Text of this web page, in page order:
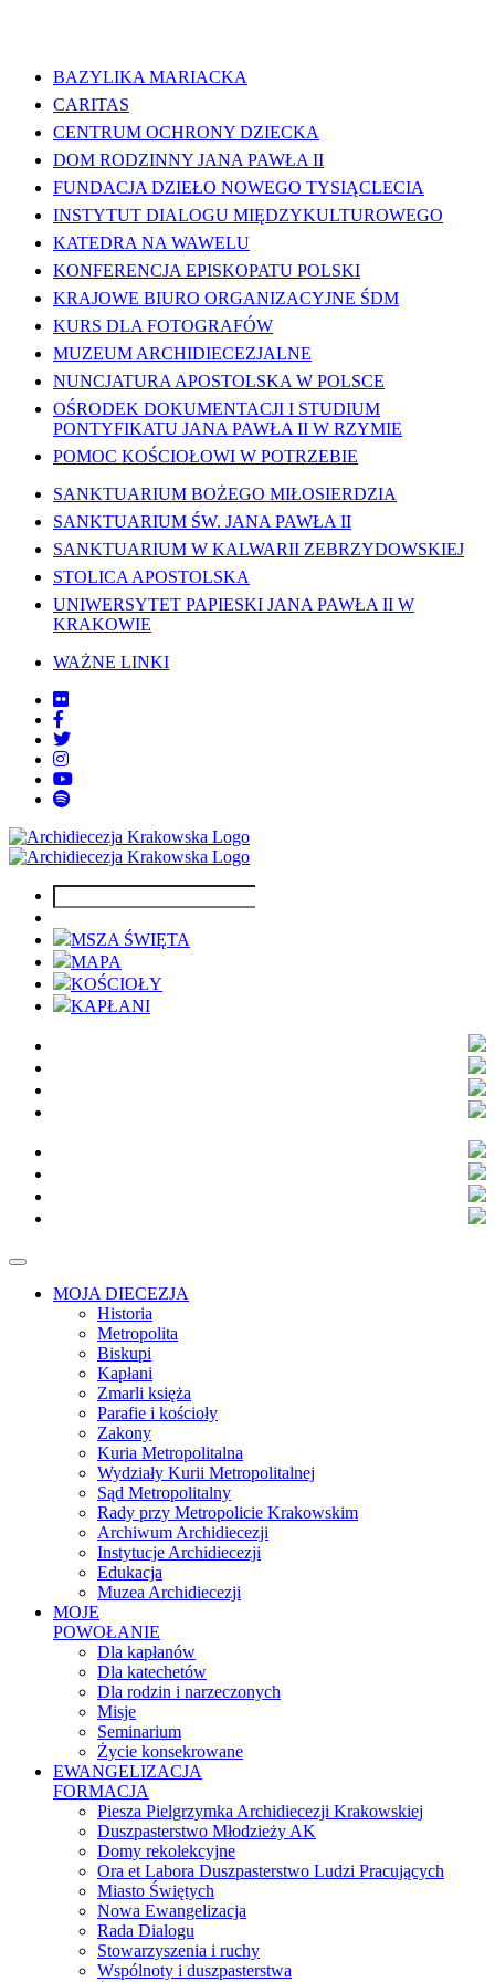
BAZYLIKA MARIACKA
CARITAS
CENTRUM OCHRONY DZIECKA
DOM RODZINNY JANA PAWŁA II
FUNDACJA DZIEŁO NOWEGO TYSIĄCLECIA
INSTYTUT DIALOGU MIĘDZYKULTUROWEGO
KATEDRA NA WAWELU
KONFERENCJA EPISKOPATU POLSKI
KRAJOWE BIURO ORGANIZACYJNE ŚDM
KURS DLA FOTOGRAFÓW
MUZEUM ARCHIDIECEZJALNE
NUNCJATURA APOSTOLSKA W POLSCE
OŚRODEK DOKUMENTACJI I STUDIUM
PONTYFIKATU JANA PAWŁA II W RZYMIE
POMOC KOŚCIOŁOWI W POTRZEBIE
SANKTUARIUM BOŻEGO MIŁOSIERDZIA
SANKTUARIUM ŚW. JANA PAWŁA II
SANKTUARIUM W KALWARII ZEBRZYDOWSKIEJ
STOLICA APOSTOLSKA
UNIWERSYTET PAPIESKI JANA PAWŁA II W
KRAKOWIE
WAŻNE LINKI
MSZA ŚWIĘTA
MAPA
KOŚCIOŁY
KAPŁANI
MOJA DIECEZJA
Historia
Metropolita
Biskupi
Kapłani
Zmarli księża
Parafie i kościoły
Zakony
Kuria Metropolitalna
Wydziały Kurii Metropolitalnej
Sąd Metropolitalny
Rady przy Metropolicie Krakowskim
Archiwum Archidiecezji
Instytucje Archidiecezji
Edukacja
Muzea Archidiecezji
MOJE
POWOŁANIE
Dla kapłanów
Dla katechetów
Dla rodzin i narzeczonych
Misje
Seminarium
Życie konsekrowane
EWANGELIZACJA
FORMACJA
Piesza Pielgrzymka Archidiecezji Krakowskiej
Duszpasterstwo Młodzieży AK
Domy rekolekcyjne
Ora et Labora Duszpasterstwo Ludzi Pracujących
Miasto Świętych
Nowa Ewangelizacja
Rada Dialogu
Stowarzyszenia i ruchy
Wspólnoty i duszpasterstwa